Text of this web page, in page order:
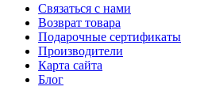
Связаться с нами
Возврат товара
Подарочные сертификаты
Производители
Карта сайта
Блог